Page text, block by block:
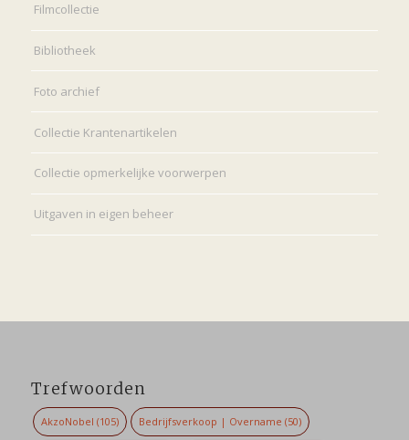
Filmcollectie
Bibliotheek
Foto archief
Collectie Krantenartikelen
Collectie opmerkelijke voorwerpen
Uitgaven in eigen beheer
Trefwoorden
AkzoNobel (105) Bedrijfsverkoop | Overname (50)